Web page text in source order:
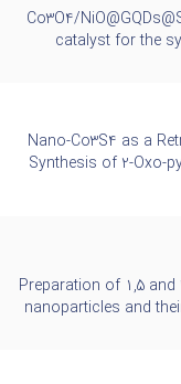
Co3O4/
catalyst for the
Nano-Co3S4 as a
Synthesis of 2-Oxo-
Preparation of 1,5
nanoparticles and